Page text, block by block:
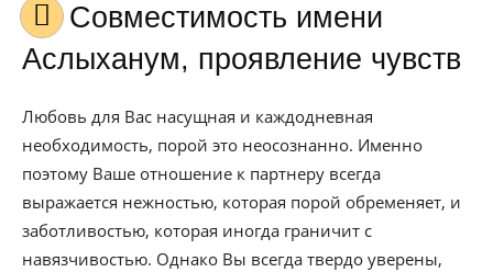
Совместимость имени
Аслыханум, проявление чувств
Любовь для Вас насущная и каждодневная
необходимость, порой это неосознанно. Именно
поэтому Ваше отношение к партнеру всегда
выражается нежностью, которая порой обременяет, и
заботливостью, которая иногда граничит с
навязчивостью. Однако Вы всегда твердо уверены,